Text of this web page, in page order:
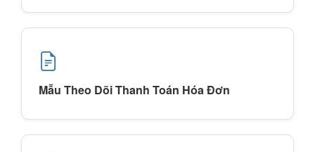
Mẫu Theo Dõi Thanh Toán Hóa Đơn